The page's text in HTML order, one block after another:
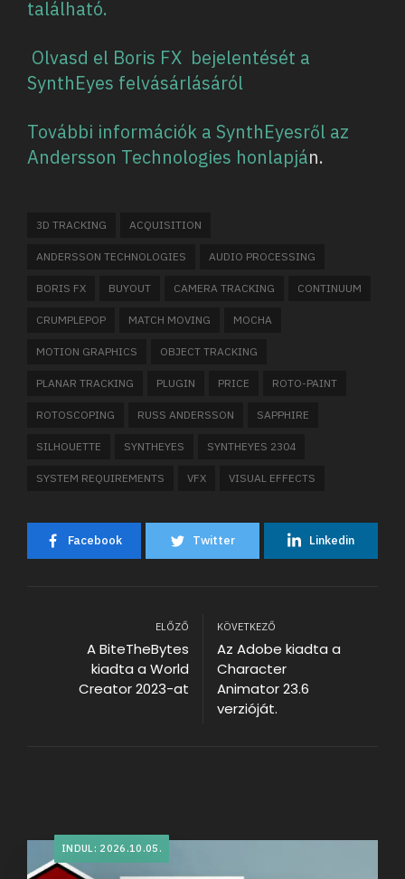
található.
Olvasd el Boris FX bejelentését a
SynthEyes felvásárlásáról
További információk a SynthEyesről az
Andersson Technologies honlapján.
3D TRACKING ACQUISITION
ANDERSSON TECHNOLOGIES AUDIO PROCESSING
BORIS FX BUYOUT CAMERA TRACKING CONTINUUM
CRUMPLEPOP MATCH MOVING MOCHA
MOTION GRAPHICS OBJECT TRACKING
PLANAR TRACKING PLUGIN PRICE ROTO-PAINT
ROTOSCOPING RUSS ANDERSSON SAPPHIRE
SILHOUETTE SYNTHEYES SYNTHEYES 2304
SYSTEM REQUIREMENTS VFX VISUAL EFFECTS
Facebook Twitter Linkedin
ELŐZŐ
A BiteTheBytes
kiadta a World
Creator 2023-at
KÖVETKEZŐ
Az Adobe kiadta a
Character
Animator 23.6
verzióját.
INDUL: 2026.10.05.